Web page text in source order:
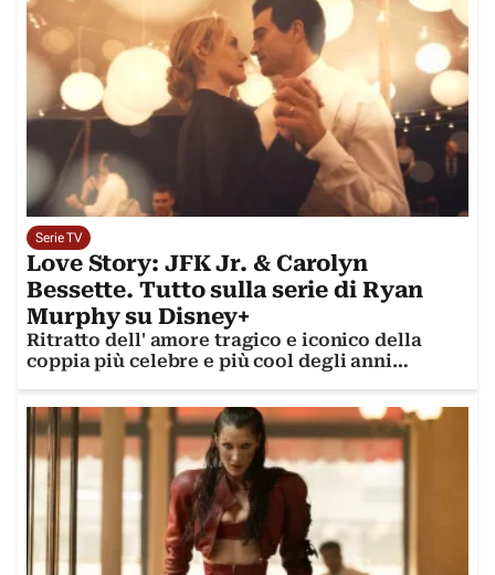
Serie TV
Love Story: JFK Jr. & Carolyn
Bessette. Tutto sulla serie di Ryan
Murphy su Disney+
Ritratto dell' amore tragico e iconico della
coppia più celebre e più cool degli anni